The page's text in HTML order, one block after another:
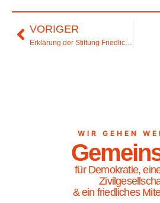
VORIGER
WIR GEHEN
für Demokratie,
& ein friedliches